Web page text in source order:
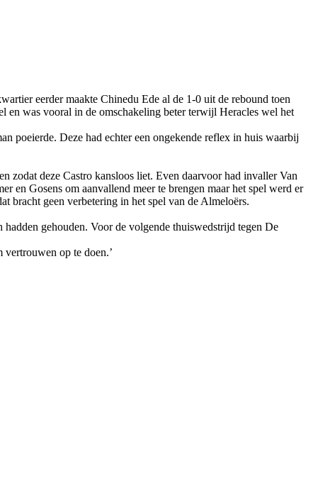
eerder maakte Chinedu Ede al de 1-0 uit de rebound toen
en was vooral in de omschakeling beter terwijl Heracles wel het
poeierde. Deze had echter een ongekende reflex in huis waarbij
zodat deze Castro kansloos liet. Even daarvoor had invaller Van
en Gosens om aanvallend meer te brengen maar het spel werd er
bracht geen verbetering in het spel van de Almeloërs.
gehouden. Voor de volgende thuiswedstrijd tegen De
op te doen.’